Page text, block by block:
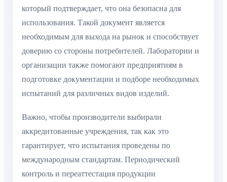
который подтверждает, что она безопасна для
использования. Такой документ является
необходимым для выхода на рынок и способствует
доверию со стороны потребителей. Лаборатории и
организации также помогают предприятиям в
подготовке документации и подборе необходимых
испытаний для различных видов изделий.
Важно, чтобы производители выбирали
аккредитованные учреждения, так как это
гарантирует, что испытания проведены по
международным стандартам. Периодический
контроль и переаттестация продукции